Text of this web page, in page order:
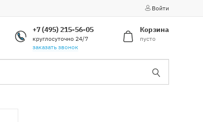
Войти
+7 (495) 215-56-05
круглосуточно 24/7
заказать звонок
Корзина
пусто